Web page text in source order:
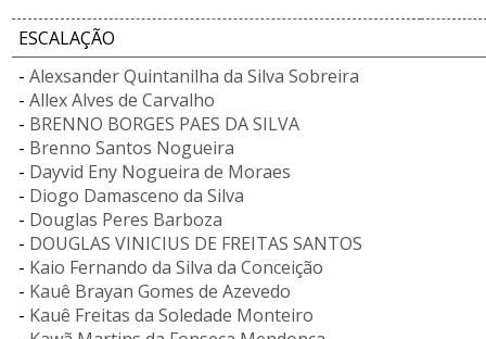
ESCALAÇÃO
- Alexsander Quintanilha da Silva Sobreira
- Allex Alves de Carvalho
- BRENNO BORGES PAES DA SILVA
- Brenno Santos Nogueira
- Dayvid Eny Nogueira de Moraes
- Diogo Damasceno da Silva
- Douglas Peres Barboza
- DOUGLAS VINICIUS DE FREITAS SANTOS
- Kaio Fernando da Silva da Conceição
- Kauê Brayan Gomes de Azevedo
- Kauê Freitas da Soledade Monteiro